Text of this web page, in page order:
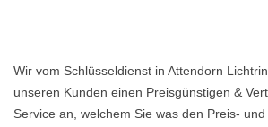
Wir vom Schlüsseldienst in Attendorn
unseren Kunden einen Preisgünstigen &
Service an, welchem Sie was den Preis-